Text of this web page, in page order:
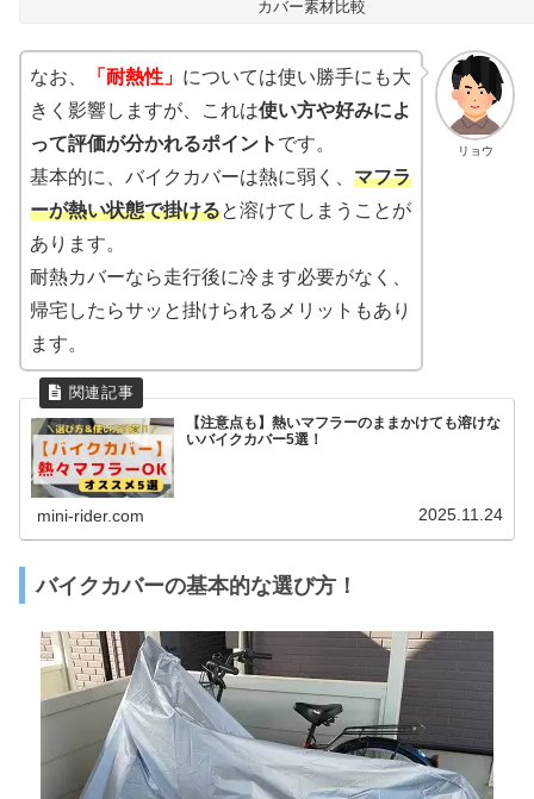
カバー素材比較
リョウ
なお、 「耐熱性」 については使い勝手にも大
きく影響しますが、これは使い方や好みによ
って評価が分かれるポイント です。
基本的に、バイクカバーは熱に弱く、 マフラ
ーが熱い状態で掛けると溶けてしまうことが
あります。
耐熱カバーなら走行後に冷ます必要がなく、
帰宅したらサッと掛けられるメリットもあり
ます。
【注意点も】熱いマフラーのままかけても溶けな
いバイクカバー5選！
mini-rider.com 2025.11.24
バイクカバーの基本的な選び方！